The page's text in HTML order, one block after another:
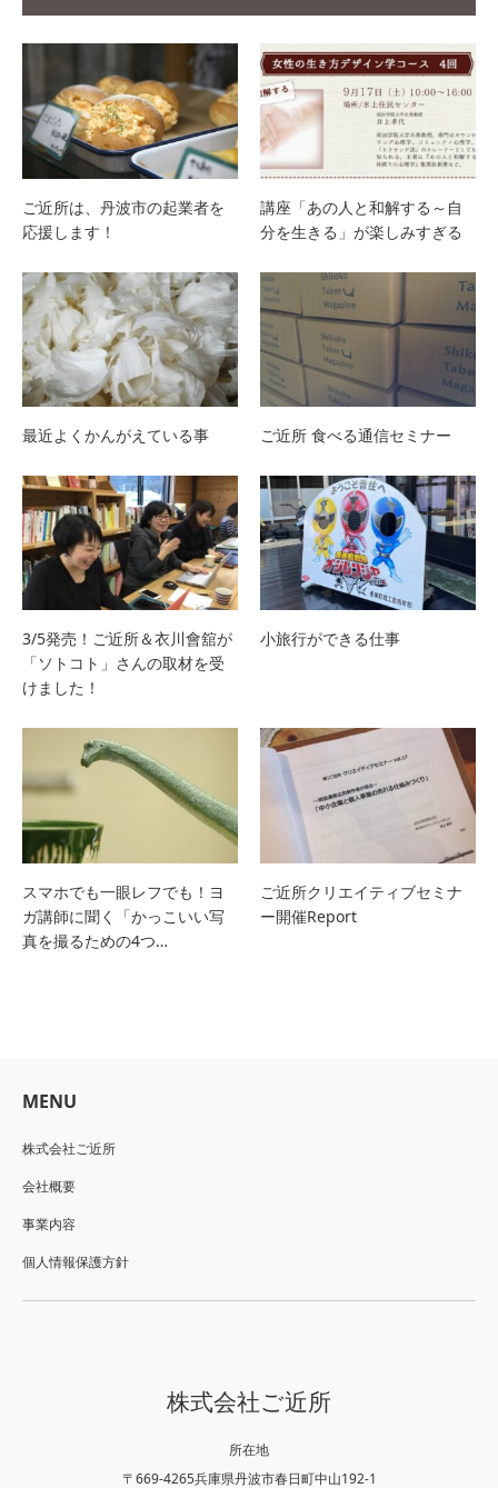
ご近所は、丹波市の起業者を
応援します！
講座「あの人と和解する～自
分を生きる」が楽しみすぎる
最近よくかんがえている事 ご近所 食べる通信セミナー
3/5発売！ご近所＆衣川會舘が
「ソトコト」さんの取材を受
けました！
小旅行ができる仕事
スマホでも一眼レフでも！ヨ
ガ講師に聞く「かっこいい写
真を撮るための4つ…
ご近所クリエイティブセミナ
ー開催Report
MENU
株式会社ご近所
会社概要
事業内容
個人情報保護方針
株式会社ご近所
所在地
〒669-4265兵庫県丹波市春日町中山192-1